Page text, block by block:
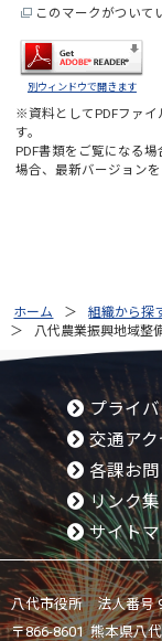
このマークがついて
別ウィンドウで開きます
※資料としてPDFファイ
す。
PDF書類をご覧になる場
場合、最新バージョンを
ホーム 組織から探
八代農業振興地域整
プライ
交通アク
各課お
リンク集
サイト
八代市役所 法人番号
〒866-8601 熊本県八